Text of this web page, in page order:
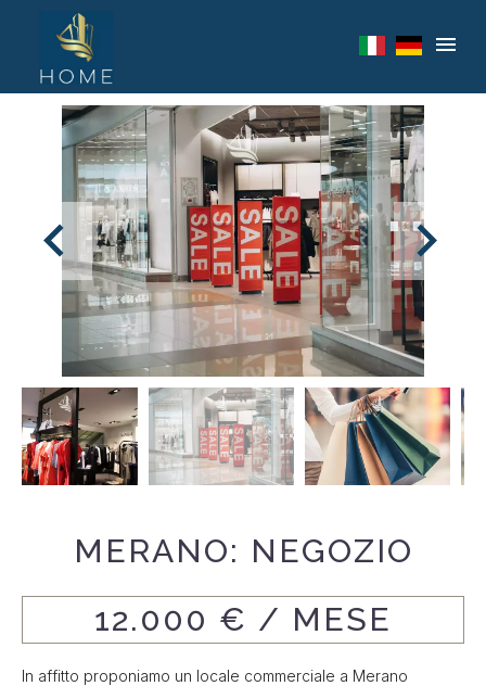
MERANO: NEGOZIO
12.000 € / MESE
In affitto proponiamo un locale commerciale a Merano